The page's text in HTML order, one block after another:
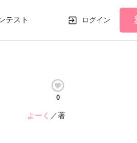
テスト ログイン
0
よーく ／著